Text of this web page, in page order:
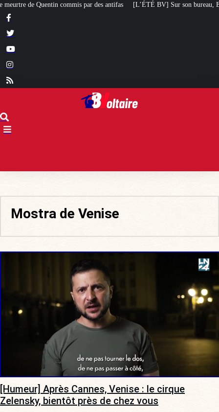
par des antifas [L’ÉTÉ BV] Sur son bureau, Emmanuel Macron a
Mostra de Venise
[Humeur] Après Cannes, Venise : le cirque
Zelensky, bientôt près de chez vous